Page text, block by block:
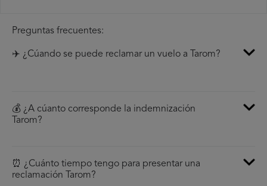
Preguntas frecuentes:
✈️ ¿Cúando se puede reclamar un vuelo a Tarom?
💰 ¿A cúanto corresponde la indemnización
Tarom?
⏰ ¿Cuánto tiempo tengo para presentar una
reclamación Tarom?